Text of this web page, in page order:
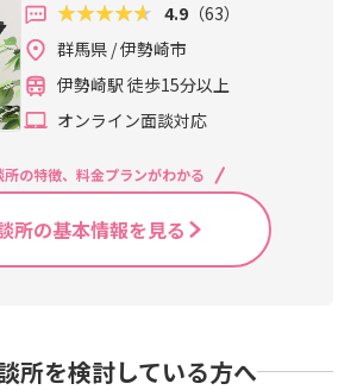
4.9 （63）
群馬県 / 伊勢崎市
伊勢崎駅 徒歩15分以上
オンライン面談対応
所の特徴、料金プランがわかる
所の基本情報を見る
所を検討している方へ